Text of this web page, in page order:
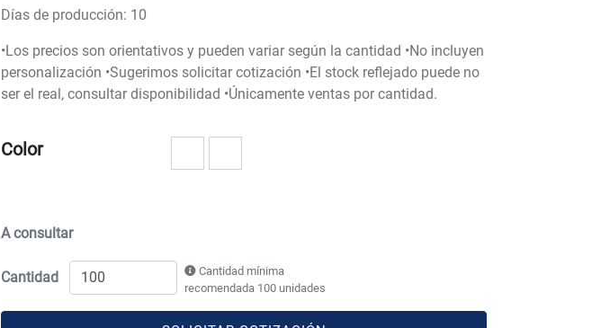
Días de producción: 10
•Los precios son orientativos y pueden variar según la cantidad •No incluyen
personalización •Sugerimos solicitar cotización •El stock reflejado puede no
ser el real, consultar disponibilidad •Únicamente ventas por cantidad.
Color
A consultar
Cantidad
Cantidad mínima
recomendada 100 unidades